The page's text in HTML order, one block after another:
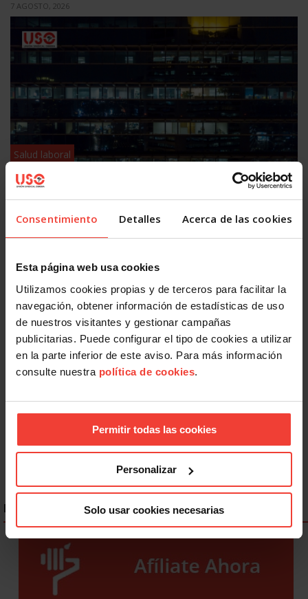
Consentimiento Detalles Acerca de las cookies
Esta página web usa cookies
Utilizamos cookies propias y de terceros para facilitar la
navegación, obtener información de estadísticas de uso
de nuestros visitantes y gestionar campañas
publicitarias. Puede configurar el tipo de cookies a utilizar
en la parte inferior de este aviso. Para más información
consulte nuestra política de cookies.
Permitir todas las cookies
Personalizar
Solo usar cookies necesarias
7 AGOSTO, 2026
Salud laboral
Presentismo, ir a trabajar enfermo por miedo: el problema
que ninguna empresa quiere medir
5 AGOSTO, 2026
Salud laboral
Se actualizan las patologías para acceder a la jubilación
3 AGOSTO, 2026
ENLACES DESTACADOS